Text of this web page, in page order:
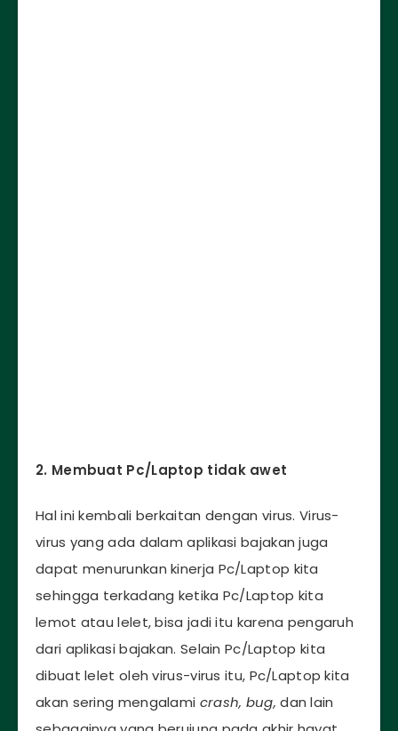
2. Membuat Pc/Laptop tidak awet
Hal ini kembali berkaitan dengan virus. Virus-
virus yang ada dalam aplikasi bajakan juga
dapat menurunkan kinerja Pc/Laptop kita
sehingga terkadang ketika Pc/Laptop kita
lemot atau lelet, bisa jadi itu karena pengaruh
dari aplikasi bajakan. Selain Pc/Laptop kita
dibuat lelet oleh virus-virus itu, Pc/Laptop kita
akan sering mengalami crash, bug,dan lain